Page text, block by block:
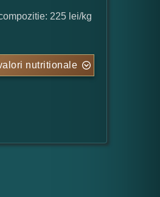
225 lei/kg
nutritionale